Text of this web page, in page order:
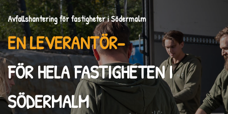
Avfallshantering för fastigheter i Södermalm
EN LEVERANTÖR–
FÖR HELA FASTIGHETEN I
SÖDERMALM